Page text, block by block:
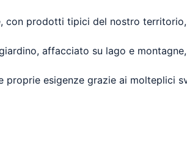
prodotti tipici del nostro
affacciato su lago e
esigenze grazie ai molteplici